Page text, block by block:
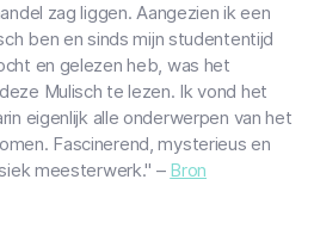
zag liggen. Aangezien ik een
ben en sinds mijn studententijd
en gelezen heb, was het
Mulisch te lezen. Ik vond het
eigenlijk alle onderwerpen van het
Fascinerend, mysterieus en
meesterwerk." – Bron